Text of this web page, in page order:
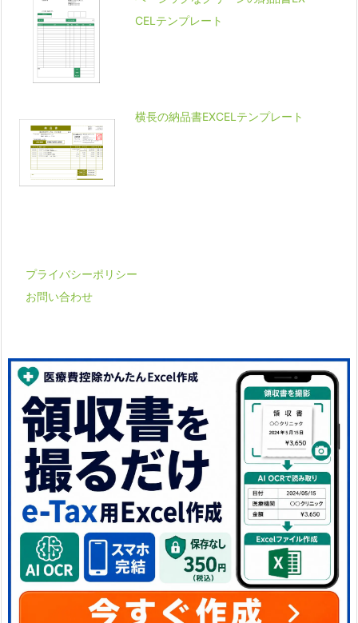
CELテンプレート
横長の納品書EXCELテンプレート
プライバシーポリシー
お問い合わせ